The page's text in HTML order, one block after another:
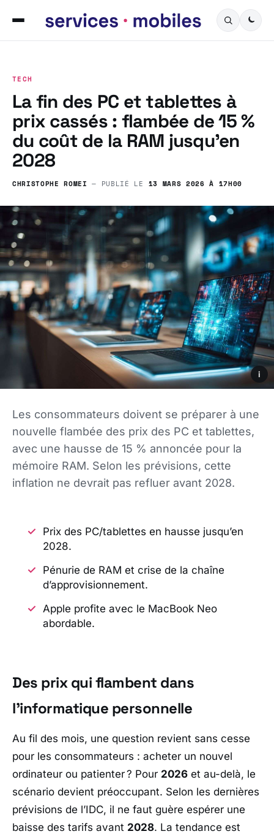
TECH
La fin des PC et tablettes à
prix cassés : flambée de 15 %
du coût de la RAM jusqu’en
2028
CHRISTOPHE ROMEI — PUBLIÉ LE 13 MARS 2026 À 17H00
i
Les consommateurs doivent se préparer à une
nouvelle flambée des prix des PC et tablettes,
avec une hausse de 15 % annoncée pour la
mémoire RAM. Selon les prévisions, cette
inflation ne devrait pas refluer avant 2028.
Prix des PC/tablettes en hausse jusqu’en
2028.
Pénurie de RAM et crise de la chaîne
d’approvisionnement.
Apple profite avec le MacBook Neo
abordable.
Des prix qui flambent dans
l’informatique personnelle
Au fil des mois, une question revient sans cesse
pour les consommateurs : acheter un nouvel
ordinateur ou patienter ? Pour 2026 et au-delà, le
scénario devient préoccupant. Selon les dernières
prévisions de l’IDC, il ne faut guère espérer une
baisse des tarifs avant 2028. La tendance est